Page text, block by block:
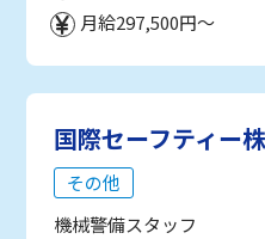
月給297,500円～
国際セーフティー
その他
機械警備スタッフ